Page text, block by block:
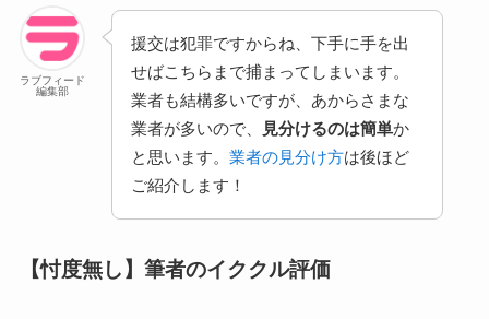
ラブフィード
編集部
援交は犯罪ですからね、下手に手を出
せばこちらまで捕まってしまいます。
業者も結構多いですが、あからさまな
業者が多いので、
見分けるのは簡単か
と思います。 業者の見分け方は後ほど
ご紹介します！
【忖度無し】筆者のイククル評価